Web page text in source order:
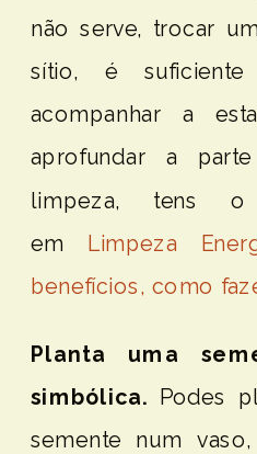
não serve, trocar
sítio, é
acompanhar a
aprofundar a
limpeza, tens
em
Limpeza
benefícios, como
Planta uma
simbólica.
Podes
semente num